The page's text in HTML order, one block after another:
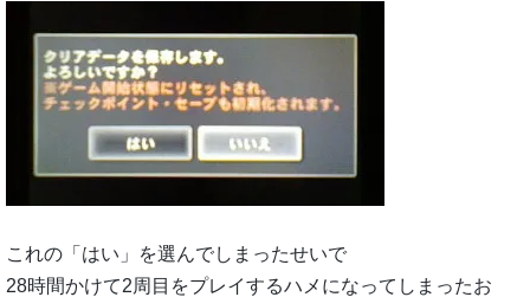
これの「はい」を選んでしまったせいで
28時間かけて2周目をプレイするハメになってしまったお